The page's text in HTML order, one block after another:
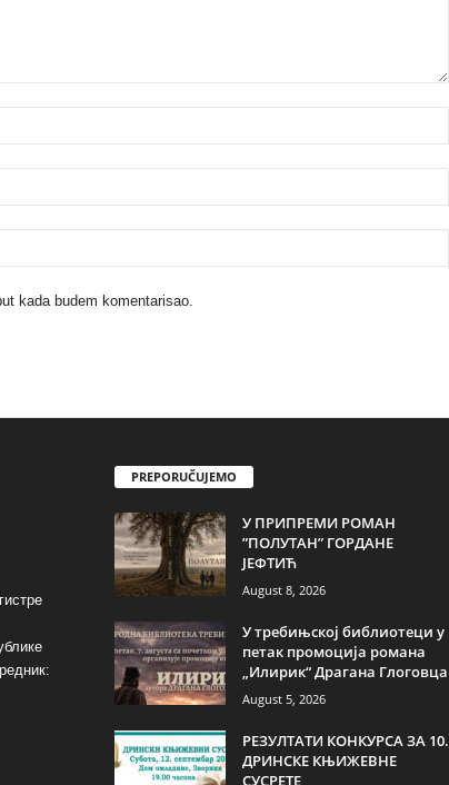
kada budem komentarisao.
PREPORUČUJEMO
У ПРИПРЕМИ РОМАН
”ПОЛУТАН” ГОРДАНЕ
ЈЕФТИЋ
August 8, 2026
У требињској библиотеци у
петак промоција романа
„Илирик“ Драгана Глоговца
August 5, 2026
РЕЗУЛТАТИ КОНКУРСА ЗА 10.
ДРИНСКЕ КЊИЖЕВНЕ
СУСРЕТЕ